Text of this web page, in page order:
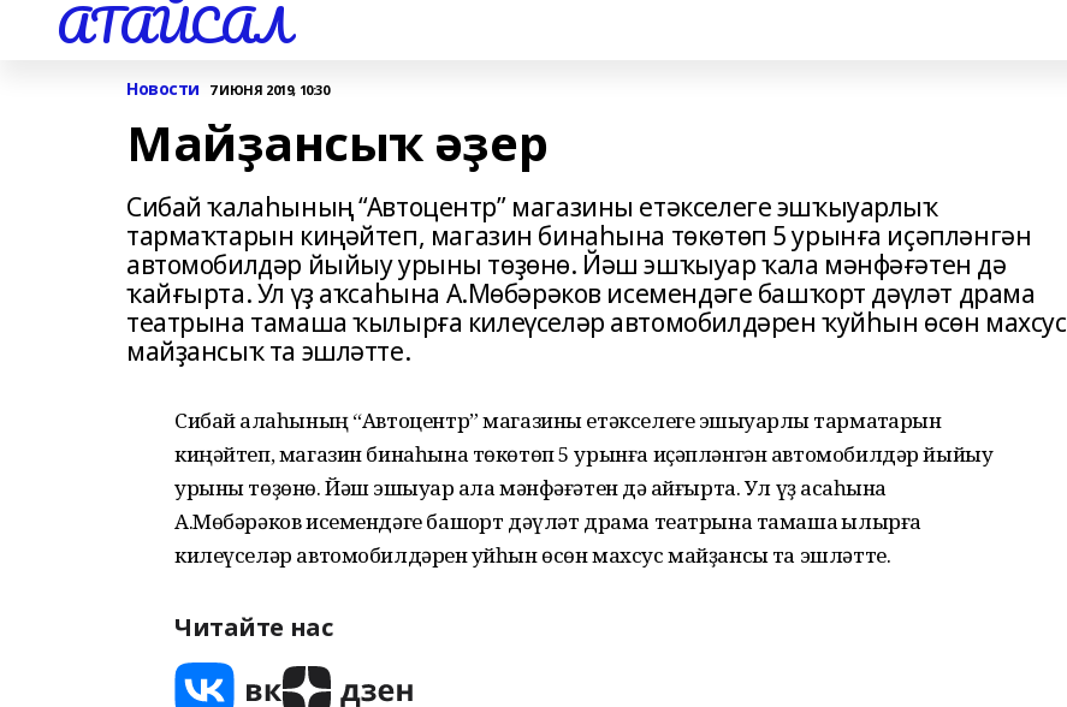
АТАЙСАЛ
Новости 7 ИЮНЯ 2019, 10:30
Майҙансыҡ әҙер
Сибай ҡалаһының “Автоцентр” магазины етәкселеге эшҡыуарлыҡ
тармаҡтарын киңәйтеп, магазин бинаһына төкөтөп 5 урынға иҫәпләнгән
автомобилдәр йыйыу урыны төҙөнө. Йәш эшҡыуар ҡала мәнфәғәтен дә
ҡайғырта. Ул үҙ аҡсаһына А.Мөбәрәков исемендәге башҡорт дәүләт драма
театрына тамаша ҡылырға килеүселәр автомобилдәрен ҡуйһын өсөн махсус
майҙансыҡ та эшләтте.
Сибай ҡалаһының “Автоцентр” магазины етәкселеге эшҡыуарлыҡ тармаҡтарын
киңәйтеп, магазин бинаһына төкөтөп 5 урынға иҫәпләнгән автомобилдәр йыйыу
урыны төҙөнө. Йәш эшҡыуар ҡала мәнфәғәтен дә ҡайғырта. Ул үҙ аҡсаһына
А.Мөбәрәков исемендәге башҡорт дәүләт драма театрына тамаша ҡылырға
килеүселәр автомобилдәрен ҡуйһын өсөн махсус майҙансыҡ та эшләтте.
Читайте нас